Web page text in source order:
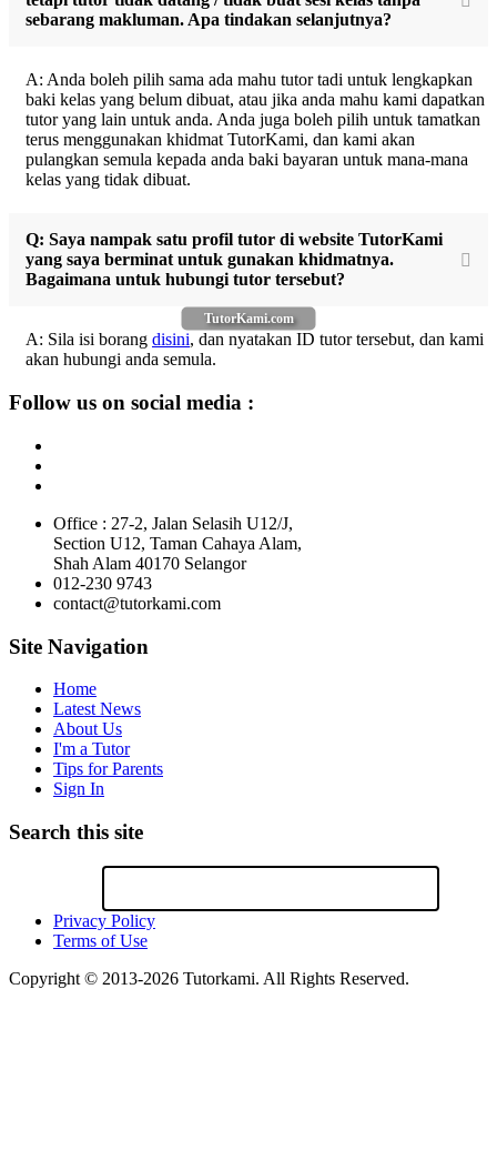
TutorKami.com
sebarang makluman. Apa tindakan selanjutnya?
A: Anda boleh pilih sama ada mahu tutor tadi untuk lengkapkan
baki kelas yang belum dibuat, atau jika anda mahu kami dapatkan
tutor yang lain untuk anda. Anda juga boleh pilih untuk tamatkan
terus menggunakan khidmat TutorKami, dan kami akan
pulangkan semula kepada anda baki bayaran untuk mana-mana
kelas yang tidak dibuat.
Q: Saya nampak satu profil tutor di website TutorKami
yang saya berminat untuk gunakan khidmatnya.
Bagaimana untuk hubungi tutor tersebut?
A: Sila isi borang disini, dan nyatakan ID tutor tersebut, dan kami
akan hubungi anda semula.
Follow us on social media :
Office : 27-2, Jalan Selasih U12/J,
Section U12, Taman Cahaya Alam,
Shah Alam 40170 Selangor
012-230 9743
contact@tutorkami.com
Site Navigation
Home
Latest News
About Us
I'm a Tutor
Tips for Parents
Sign In
Search this site
Privacy Policy
Terms of Use
Copyright © 2013-2026 Tutorkami. All Rights Reserved.